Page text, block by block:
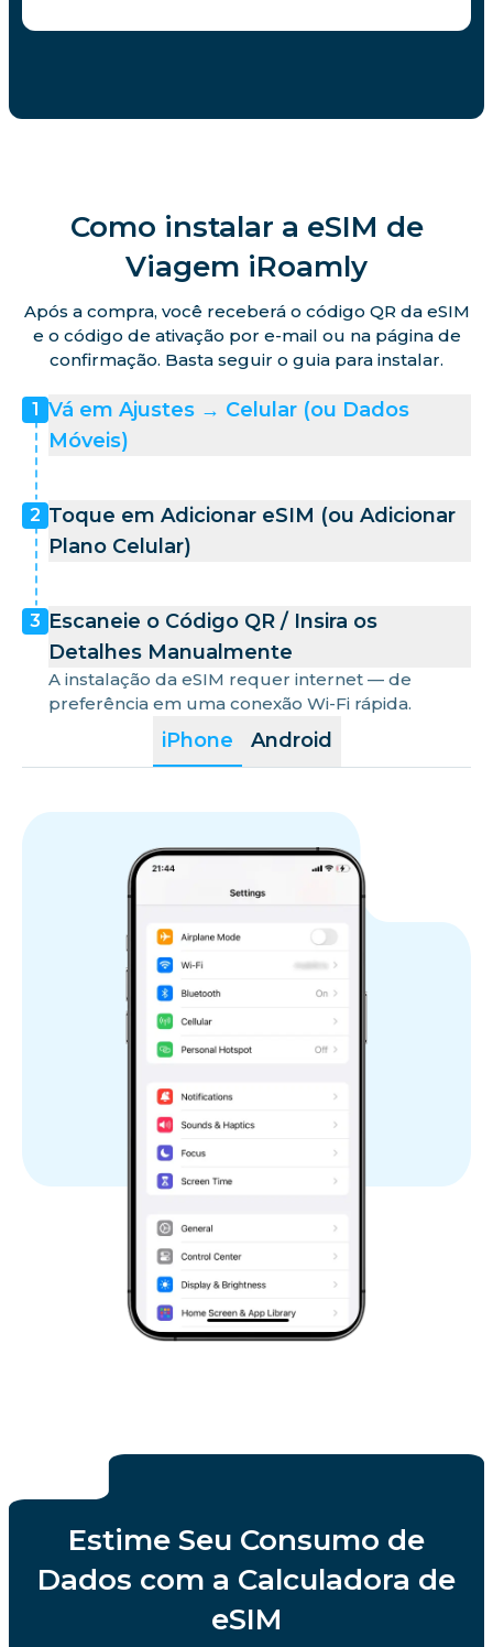
Como instalar a eSIM de
Viagem iRoamly
Após a compra, você receberá o código QR da eSIM
e o código de ativação por e-mail ou na página de
confirmação. Basta seguir o guia para instalar.
iPhone Android
1 Vá em Ajustes → Celular (ou Dados
Móveis)
2 Toque em Adicionar eSIM (ou Adicionar
Plano Celular)
3 Escaneie o Código QR / Insira os
Detalhes Manualmente
A instalação da eSIM requer internet — de
preferência em uma conexão Wi-Fi rápida.
Estime Seu Consumo de
Dados com a Calculadora de
eSIM